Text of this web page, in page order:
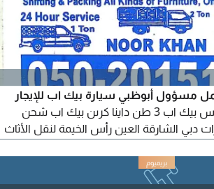
أبوظبي سيارة بيك اب للإيجار
متاح واحد طن هايلوكس بيك اب 3 طن داينا كرىن بيك اب شحن
دبي الشارقة العين رأس الخيمة لنقل الأثاث